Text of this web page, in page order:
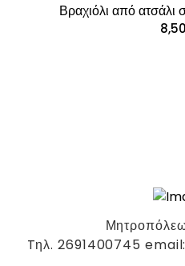
Βραχιόλι από
8,50
Tηλ. 2691400745